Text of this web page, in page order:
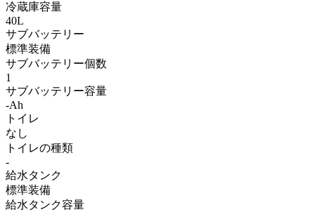
冷蔵庫容量
40L
サブバッテリー
標準装備
サブバッテリー個数
1
サブバッテリー容量
-Ah
トイレ
なし
トイレの種類
-
給水タンク
標準装備
給水タンク容量